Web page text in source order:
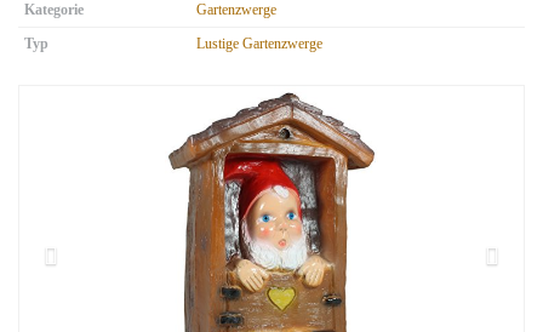
Kategorie
Gartenzwerge
Typ
Lustige Gartenzwerge